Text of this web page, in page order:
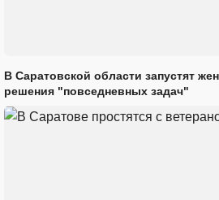
В Саратовской области запустят
решения "повседневных задач"